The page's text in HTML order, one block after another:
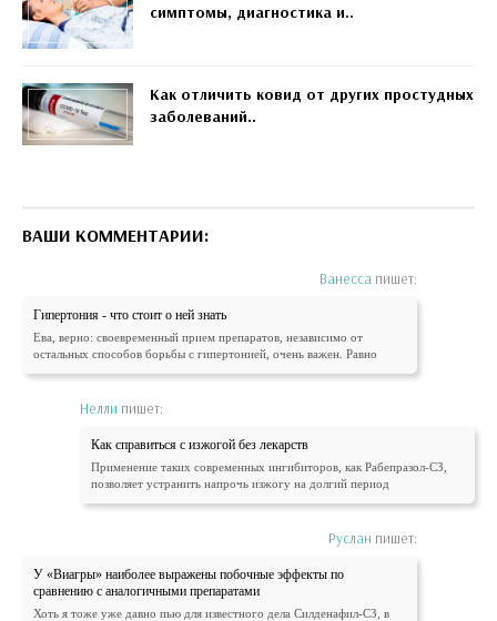
симптомы, диагностика и..
Как отличить ковид от других простудных
заболеваний..
ВАШИ КОММЕНТАРИИ:
Ванесса пишет:
Гипертония - что стоит о ней знать
Ева, верно: своевременный прием препаратов, независимо от
остальных способов борьбы с гипертонией, очень важен. Равно
Нелли пишет:
Как справиться с изжогой без лекарств
Применение таких современных ингибиторов, как Рабепразол-СЗ,
позволяет устранить напрочь изжогу на долгий период
Руслан пишет:
У «Виагры» наиболее выражены побочные эффекты по
сравнению с аналогичными препаратами
Хоть я тоже уже давно пью для известного дела Силденафил-СЗ, в